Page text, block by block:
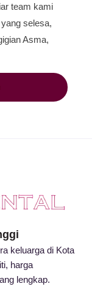
team kami
selesa,
Asma,
keluarga di Kota
harga
lengkap.